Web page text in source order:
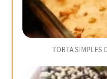
TORTA SIMPLES